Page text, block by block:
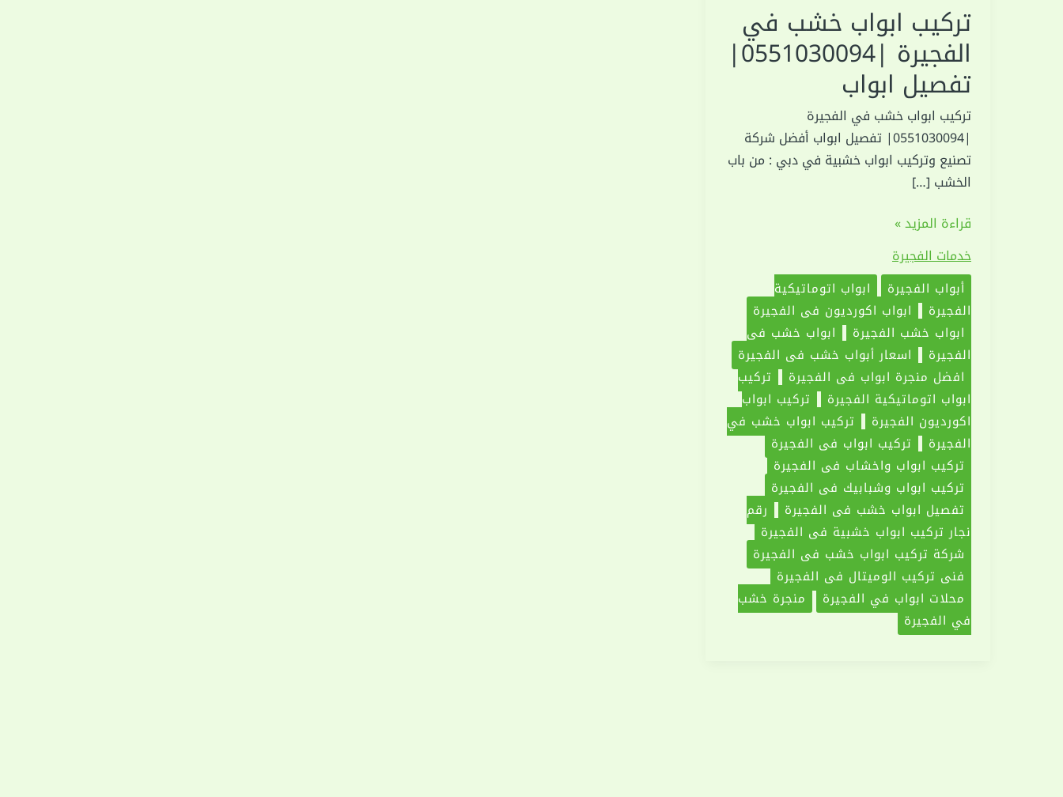
تركيب ابواب خشب في
الفجيرة |0551030094|
تفصيل ابواب
تركيب ابواب خشب في الفجيرة
|0551030094| تفصيل ابواب أفضل شركة
تصنيع وتركيب ابواب خشبية في دبي : من باب
الخشب […]
تركيب
ابواب
خشب
في
الفجيرة
|0551030094|
تفصيل
ابواب
قراءة المزيد »
خدمات الفجيرة
أبواب الفجيرة
ابواب اتوماتيكية
الفجيرة
ابواب اكورديون في الفجيرة
ابواب خشب الفجيرة
ابواب خشب في
الفجيرة
اسعار أبواب خشب في الفجيرة
افضل منجرة ابواب في الفجيرة
تركيب
ابواب اتوماتيكية الفجيرة
تركيب ابواب
اكورديون الفجيرة
تركيب ابواب خشب في
الفجيرة
تركيب ابواب في الفجيرة
تركيب ابواب واخشاب في الفجيرة
تركيب ابواب وشبابيك في الفجيرة
تفصيل ابواب خشب في الفجيرة
رقم
نجار تركيب ابواب خشبية في الفجيرة
شركة تركيب ابواب خشب في الفجيرة
فني تركيب الوميتال في الفجيرة
محلات ابواب في الفجيرة
منجرة خشب
في الفجيرة